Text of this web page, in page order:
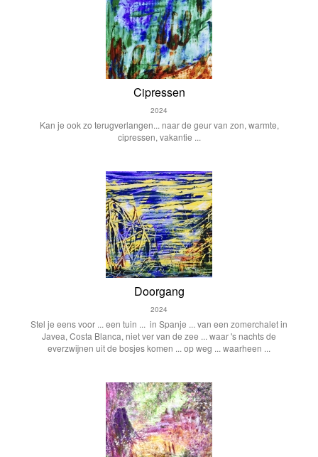
Cipressen
2024
Kan je ook zo terugverlangen... naar de geur van zon, warmte,
cipressen, vakantie ...
Doorgang
2024
Stel je eens voor ... een tuin ... in Spanje ... van een zomerchalet in
Javea, Costa Blanca, niet ver van de zee ... waar 's nachts de
everzwijnen uit de bosjes komen ... op weg ... waarheen ...